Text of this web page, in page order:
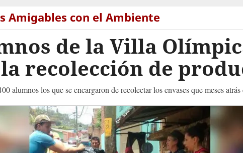
Amigables con el Ambiente
de la Villa
recolección de
alumnos los que se encargaron de recolectar los envases que meses